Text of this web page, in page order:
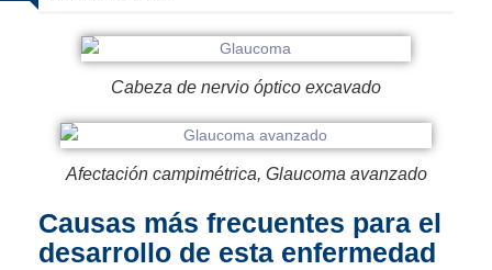
Cabeza de nervio óptico excavado
Afectación campimétrica, Glaucoma avanzado
Causas más frecuentes para el
desarrollo de esta enfermedad